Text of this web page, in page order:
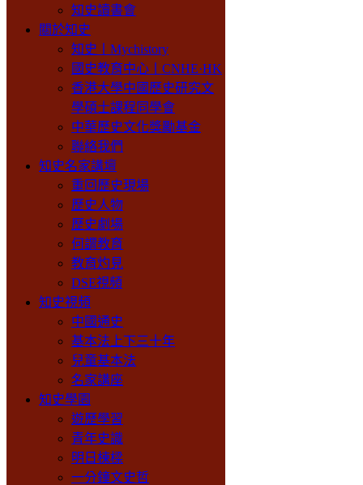
知史讀書會
關於知史
知史丨Mychistory
國史教育中心丨CNHE·HK
香港大學中國歷史研究文
學碩士課程同學會
中華歷史文化獎勵基金
聯絡我們
知史名家講壇
重回歷史現場
歷史人物
歷史劇場
何謂教育
教育灼見
DSE視頻
知史視頻
中國通史
基本法上下三十年
兒童基本法
名家講座
知史學園
遊歷學習
青年史識
明日棟樑
一分鐘文史哲